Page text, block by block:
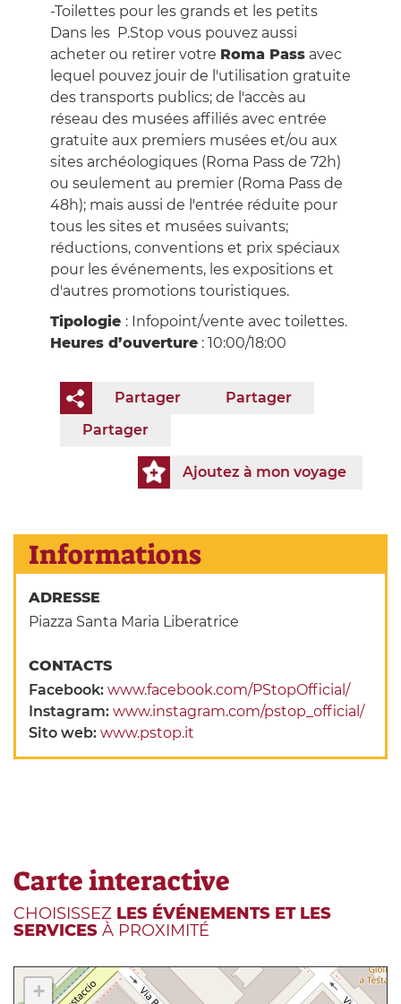
-Toilettes pour les grands et les petits
Dans les P.Stop vous pouvez aussi
acheter ou retirer votre Roma Passavec
lequel pouvez jouir de l'utilisation gratuite
des transports publics; de l'accès au
réseau des musées affiliés avec entrée
gratuite aux premiers musées et/ou aux
sites archéologiques (Roma Pass de 72h)
ou seulement au premier (Roma Pass de
48h); mais aussi de l'entrée réduite pour
tous les sites et musées suivants;
réductions, conventions et prix spéciaux
pour les événements, les expositions et
d'autres promotions touristiques.
Tipologie : Infopoint/vente avec toilettes.
Heures d’ouverture: 10:00/18:00
Partager
Partager
Partager
Ajoutez à mon voyage
Informations
ADRESSE
Piazza Santa Maria Liberatrice
CONTACTS
Facebook:www.facebook.com/PStopOfficial/
Instagram:www.instagram.com/pstop_official/
Sito web:www.pstop.it
Carte interactive
CHOISISSEZ LES ÉVÉNEMENTS ET LES
SERVICES À PROXIMITÉ
+